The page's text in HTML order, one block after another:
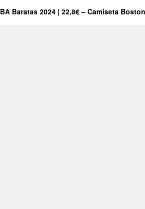
Baratas 2024 | 22,8€ – Camiseta